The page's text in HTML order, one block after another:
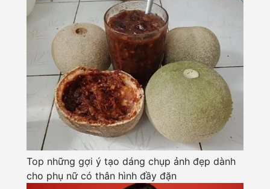
Top những gợi ý tạo dáng chụp ảnh đẹp dành
cho phụ nữ có thân hình đầy đặn